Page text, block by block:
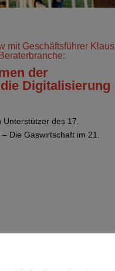
mit Geschäftsführer Klaus
der
Digitalisierung
des 17.
Die Gaswirtschaft im 21.